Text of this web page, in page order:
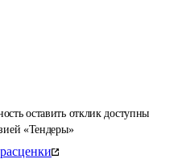
оставить отклик доступны
«Тендеры»